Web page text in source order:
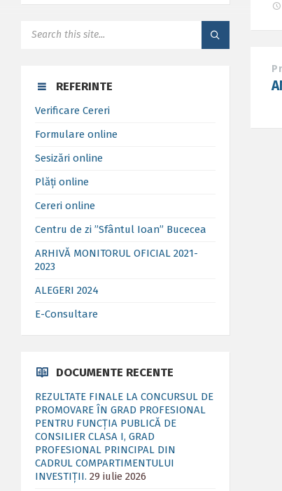
REFERINTE
Verificare Cereri
Formulare online
Sesizări online
Plăți online
Cereri online
Centru de zi ”Sfântul Ioan” Bucecea
ARHIVĂ MONITORUL OFICIAL 2021-
2023
ALEGERI 2024
E-Consultare
DOCUMENTE RECENTE
REZULTATE FINALE LA CONCURSUL DE
PROMOVARE ÎN GRAD PROFESIONAL
PENTRU FUNCȚIA PUBLICĂ DE
CONSILIER CLASA I, GRAD
PROFESIONAL PRINCIPAL DIN
CADRUL COMPARTIMENTULUI
INVESTIȚII. 29 iulie 2026